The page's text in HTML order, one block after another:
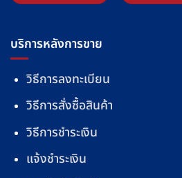
บริการหลังการขาย
วิธีการลงทะเบียน
วิธีการสั่งซื้อสินค้า
วิธีการชำระเงิน
แจ้งชำระเงิน